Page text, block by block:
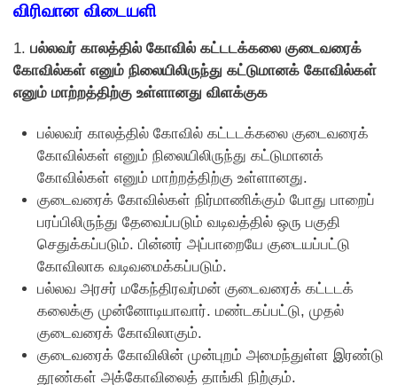
விரிவான விடையளி
1. பல்லவர் காலத்தில் கோவில் கட்டடக்கலை குடைவரைக்
கோவில்கள் எனும் நிலையிலிருந்து கட்டுமானக் கோவில்கள்
எனும் மாற்றத்திற்கு உள்ளானது விளக்குக
பல்லவர் காலத்தில் கோவில் கட்டடக்கலை குடைவரைக்
கோவில்கள் எனும் நிலையிலிருந்து கட்டுமானக்
கோவில்கள் எனும் மாற்றத்திற்கு உள்ளானது.
குடைவரைக் கோவில்கள் நிர்மாணிக்கும் போது பாறைப்
பரப்பிலிருந்து தேவைப்படும் வடிவத்தில் ஒரு பகுதி
செதுக்கப்படும். பின்னர் அப்பாறையே குடையப்பட்டு
கோவிலாக வடிவமைக்கப்படும்.
பல்லவ அரசர் மகேந்திரவர்மன் குடைவரைக் கட்டடக்
கலைக்கு முன்னோடியாவார். மண்டகப்பட்டு, முதல்
குடைவரைக் கோவிலாகும்.
குடைவரைக் கோவிலின் முன்புறம் அமைந்துள்ள இரண்டு
தூண்கள் அக்கோவிலைத் தாங்கி நிற்கும்.